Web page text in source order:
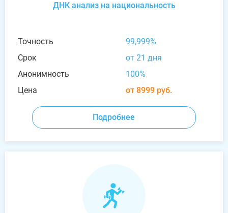
ДНК анализ на национальность
Точность
99,999%
Срок
от 21 дня
Анонимность
100%
Цена
от 8999 руб.
Подробнее